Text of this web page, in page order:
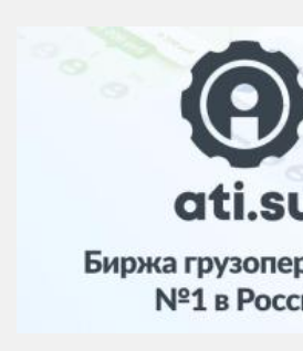
терминалы
Коммерческий
транспорт
Спецтехника
Автосервис,
запчасти, шины
автохимия